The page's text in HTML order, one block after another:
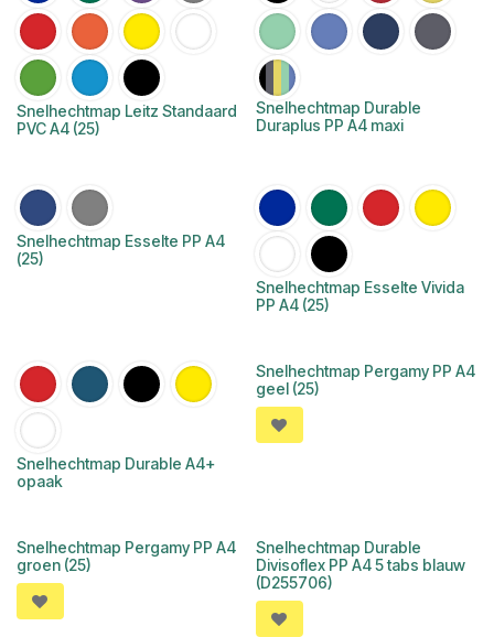
Snelhechtmap Leitz Standaard
PVC A4 (25)
Snelhechtmap Durable
Duraplus PP A4 maxi
Snelhechtmap Esselte PP A4
(25)
Snelhechtmap Esselte Vivida
PP A4 (25)
Snelhechtmap Durable A4+
opaak
Snelhechtmap Pergamy PP A4
geel (25)
Snelhechtmap Pergamy PP A4
groen (25)
Snelhechtmap Durable
Divisoflex PP A4 5 tabs blauw
(D255706)